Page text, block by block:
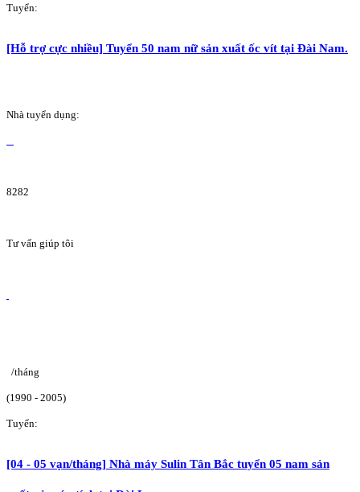
Tuyển:
[Hỗ trợ cực nhiều] Tuyển 50 nam nữ sản xuất ốc vít tại Đài Nam.
Nhà tuyển dụng:
8282
Tư vấn giúp tôi
/tháng
(1990 - 2005)
Tuyển:
[04 - 05 vạn/tháng] Nhà máy Sulin Tân Bắc tuyển 05 nam sản